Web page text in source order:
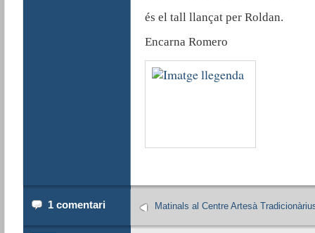
és el tall llançat per Roldan.
Encarna Romero
1 comentari Matinals al Centre Artesà